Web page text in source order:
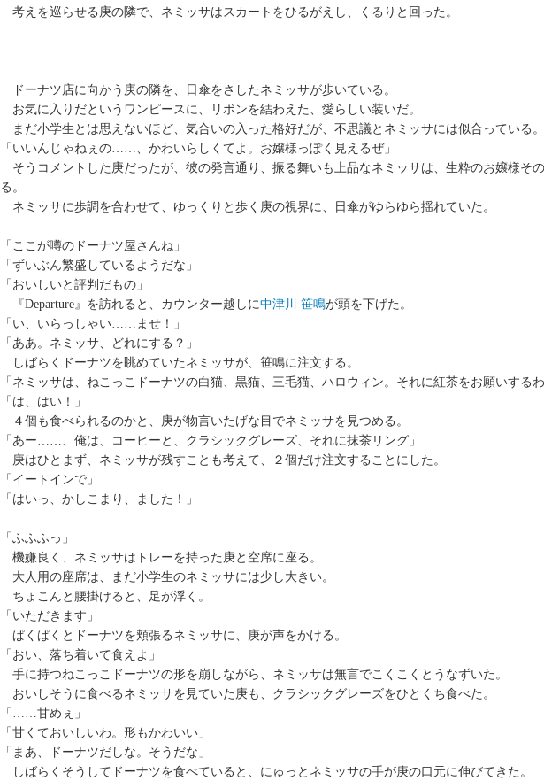
考えを巡らせる庚の隣で、ネミッサはスカートをひるがえし、くるりと回った。
ドーナツ店に向かう庚の隣を、日傘をさしたネミッサが歩いている。
お気に入りだというワンピースに、リボンを結わえた、愛らしい装いだ。
まだ小学生とは思えないほど、気合いの入った格好だが、不思議とネミッサには似合っている。
「いいんじゃねぇの……、かわいらしくてよ。お嬢様っぽく見えるぜ」
そうコメントした庚だったが、彼の発言通り、振る舞いも上品なネミッサは、生粋のお嬢様そ
る。
ネミッサに歩調を合わせて、ゆっくりと歩く庚の視界に、日傘がゆらゆら揺れていた。
「ここが噂のドーナツ屋さんね」
「ずいぶん繁盛しているようだな」
「おいしいと評判だもの」
『Departure』を訪れると、カウンター越しに中津川 笹鳴が頭を下げた。
「い、いらっしゃい……ませ！」
「ああ。ネミッサ、どれにする？」
しばらくドーナツを眺めていたネミッサが、笹鳴に注文する。
「ネミッサは、ねこっこドーナツの白猫、黒猫、三毛猫、ハロウィン。それに紅茶をお願いするわ
「は、はい！」
４個も食べられるのかと、庚が物言いたげな目でネミッサを見つめる。
「あー……、俺は、コーヒーと、クラシックグレーズ、それに抹茶リング」
庚はひとまず、ネミッサが残すことも考えて、２個だけ注文することにした。
「イートインで」
「はいっ、かしこまり、ました！」
「ふふふっ」
機嫌良く、ネミッサはトレーを持った庚と空席に座る。
大人用の座席は、まだ小学生のネミッサには少し大きい。
ちょこんと腰掛けると、足が浮く。
「いただきます」
ぱくぱくとドーナツを頬張るネミッサに、庚が声をかける。
「おい、落ち着いて食えよ」
手に持つねこっこドーナツの形を崩しながら、ネミッサは無言でこくこくとうなずいた。
おいしそうに食べるネミッサを見ていた庚も、クラシックグレーズをひとくち食べた。
「……甘めぇ」
「甘くておいしいわ。形もかわいい」
「まあ、ドーナツだしな。そうだな」
しばらくそうしてドーナツを食べていると、にゅっとネミッサの手が庚の口元に伸びてきた。